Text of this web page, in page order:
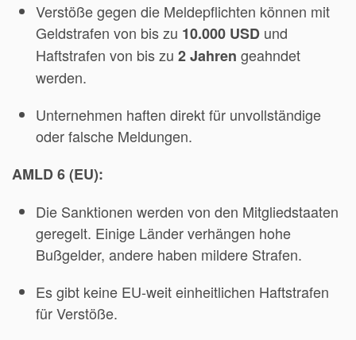
Verstöße gegen die Meldepflichten können mit
Geldstrafen von bis zu 10.000 USD und
Haftstrafen von bis zu 2 Jahren geahndet
werden.
Unternehmen haften direkt für unvollständige
oder falsche Meldungen.
AMLD 6 (EU):
Die Sanktionen werden von den Mitgliedstaaten
geregelt. Einige Länder verhängen hohe
Bußgelder, andere haben mildere Strafen.
Es gibt keine EU-weit einheitlichen Haftstrafen
für Verstöße.